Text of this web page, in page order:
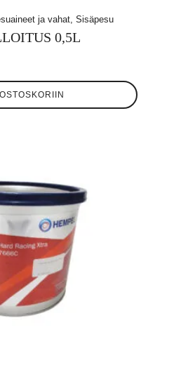
ja vahat, Sisäpesu
0,5L